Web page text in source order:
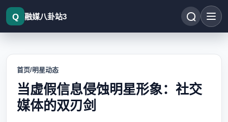
融媒八卦站3
首页/明星动态
当虚假信息侵蚀明星形象：社交
媒体的双刃剑